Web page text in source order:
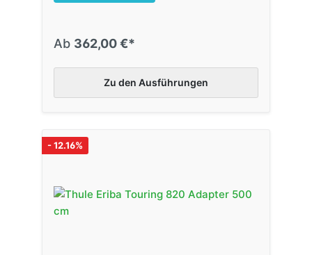
Ab 362,00 €*
Zu den Ausführungen
- 12.16%